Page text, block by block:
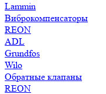
Lammin
Виброкомпенсаторы
REON
ADL
Grundfos
Wilo
Обратные клапаны
REON